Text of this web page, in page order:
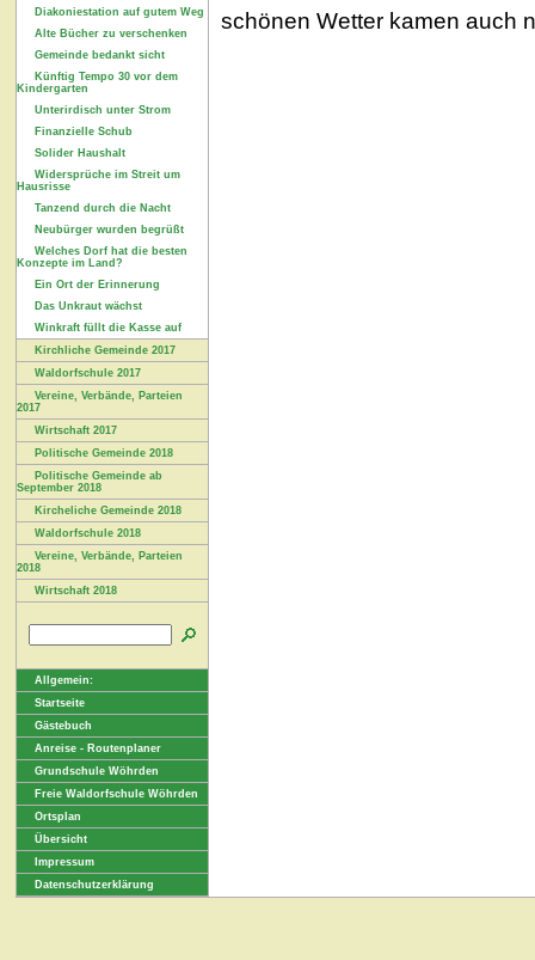
Diakoniestation auf gutem Weg
Alte Bücher zu verschenken
Gemeinde bedankt sicht
Künftig Tempo 30 vor dem
Kindergarten
Unterirdisch unter Strom
Finanzielle Schub
Solider Haushalt
Widersprüche im Streit um
Hausrisse
Tanzend durch die Nacht
Neubürger wurden begrüßt
Welches Dorf hat die besten
Konzepte im Land?
Ein Ort der Erinnerung
Das Unkraut wächst
Winkraft füllt die Kasse auf
Kirchliche Gemeinde 2017
Waldorfschule 2017
Vereine, Verbände, Parteien
2017
Wirtschaft 2017
Politische Gemeinde 2018
Politische Gemeinde ab
September 2018
Kircheliche Gemeinde 2018
Waldorfschule 2018
Vereine, Verbände, Parteien
2018
Wirtschaft 2018
Allgemein:
Startseite
Gästebuch
Anreise - Routenplaner
Grundschule Wöhrden
Freie Waldorfschule Wöhrden
Ortsplan
Übersicht
Impressum
Datenschutzerklärung
schönen Wetter kamen auch